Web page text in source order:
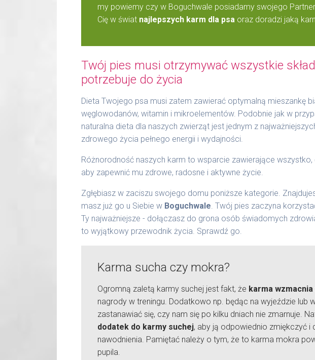
my powiemy czy w Boguchwale posiadamy swojego
Cię w świat najlepszych karm dla psa oraz doradzi jaką
Twój pies musi otrzymywać wszystkie
potrzebuje do życia
Dieta Twojego psa musi zatem zawierać optymalną mieszankę
węglowodanów, witamin i mikroelementów. Podobnie jak w
naturalna dieta dla naszych zwierząt jest jednym z
zdrowego życia pełnego energii i wydajności.
Różnorodność naszych karm to wsparcie zawierające
aby zapewnić mu zdrowe, radosne i aktywne życie.
Zgłębiasz w zaciszu swojego domu poniższe kategorie.
masz już go u Siebie w Boguchwale. Twój pies zaczyna
Ty najważniejsze - dołączasz do grona osób świadomych
to wyjątkowy przewodnik życia. Sprawdź go.
Karma sucha czy mokra?
Ogromną zaletą karmy suchej jest fakt, że karma wzmacnia
nagrody w treningu. Dodatkowo np. będąc na wyjeździe lub
zastanawiać się, czy nam się po kilku dniach nie zmarnuje.
dodatek do karmy suchej, aby ją odpowiednio zmiękczyć
nawodnienia. Pamiętać należy o tym, że to karma mokra
pupila.